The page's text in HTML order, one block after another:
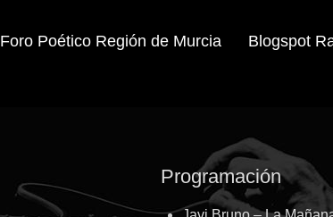
Foro Poético Región de Murcia Blogspot
Programación